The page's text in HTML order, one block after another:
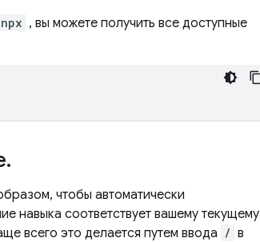
npx , вы можете получить все доступные
.
чтобы автоматически
навыка соответствует вашему текущему
всего это делается путем ввода / в